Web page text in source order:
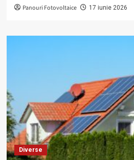
Panouri Fotovoltaice 17 iunie 2026
Diverse